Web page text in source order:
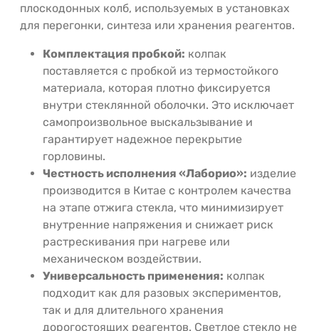
плоскодонных колб, используемых в установках
для перегонки, синтеза или хранения реагентов.
Комплектация пробкой: колпак
поставляется с пробкой из термостойкого
материала, которая плотно фиксируется
внутри стеклянной оболочки. Это исключает
самопроизвольное выскальзывание и
гарантирует надежное перекрытие
горловины.
Честность исполнения «Лаборио»: изделие
производится в Китае с контролем качества
на этапе отжига стекла, что минимизирует
внутренние напряжения и снижает риск
растрескивания при нагреве или
механическом воздействии.
Универсальность применения: колпак
подходит как для разовых экспериментов,
так и для длительного хранения
дорогостоящих реагентов. Светлое стекло не